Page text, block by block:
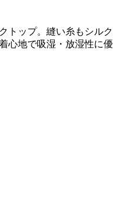
トップ。縫い糸もシ
心地で吸湿・放湿性に